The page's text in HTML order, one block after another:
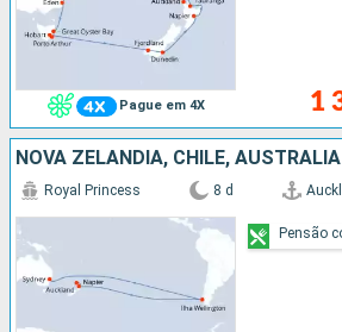
Pague em 4X 1
NOVA ZELANDIA, CHILE, AUSTRALIA
Royal Princess 8 d
Pensão